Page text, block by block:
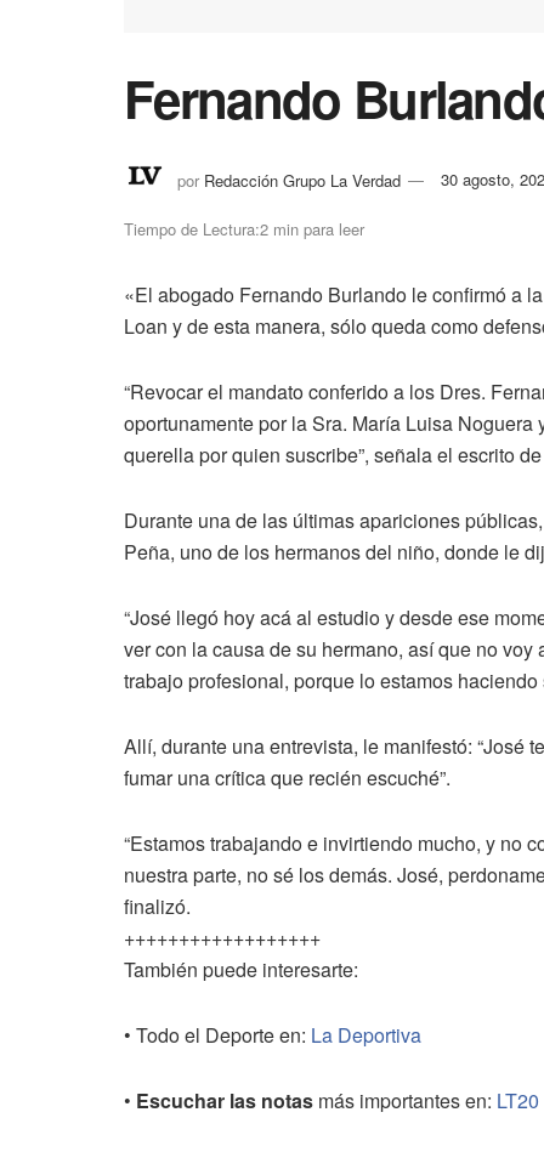
Fernando
por Redacción Grupo La Verdad 30 agosto,
Tiempo de Lectura:2 min para leer
«El abogado Fernando Burlando le confirmó a
Loan y de esta manera, sólo queda como
“Revocar el mandato conferido a los Dres.
oportunamente por la Sra. María Luisa
querella por quien suscribe”, señala el escrito
Durante una de las últimas apariciones
Peña, uno de los hermanos del niño, donde le
“José llegó hoy acá al estudio y desde ese
ver con la causa de su hermano, así que no
trabajo profesional, porque lo estamos haciendo
Allí, durante una entrevista, le manifestó: “José
fumar una crítica que recién escuché”.
“Estamos trabajando e invirtiendo mucho, y no
nuestra parte, no sé los demás. José,
finalizó.
++++++++++++++++++
También puede interesarte:
• Todo el Deporte en: La Deportiva
• Escuchar las notas más importantes en: